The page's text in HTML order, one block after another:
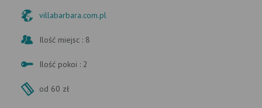
villabarbara.com.pl
Ilość miejsc : 8
Ilość pokoi : 2
od 60 zł